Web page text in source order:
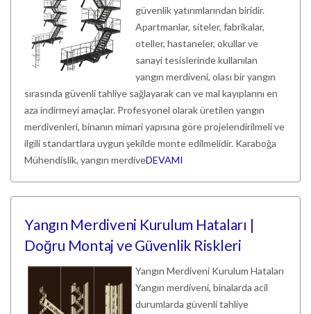
güvenlik yatırımlarından biridir.
Apartmanlar, siteler, fabrikalar,
oteller, hastaneler, okullar ve
sanayi tesislerinde kullanılan
yangın merdiveni, olası bir yangın
sırasında güvenli tahliye sağlayarak can ve mal kayıplarını en
aza indirmeyi amaçlar. Profesyonel olarak üretilen yangın
merdivenleri, binanın mimari yapısına göre projelendirilmeli ve
ilgili standartlara uygun şekilde monte edilmelidir. Karaboğa
Mühendislik, yangın merdiveDEVAMI
Yangın Merdiveni Kurulum Hataları |
Doğru Montaj ve Güvenlik Riskleri
Yangın Merdiveni Kurulum Hataları
Yangın merdiveni, binalarda acil
durumlarda güvenli tahliye